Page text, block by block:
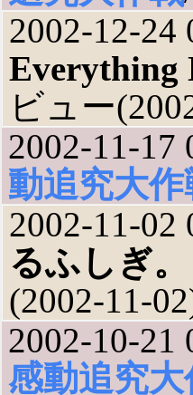
2002-12-24
Everything
ビュー
2002-11-17
動追究大作
2002-11-02
るふしぎ。
(2002-11-
2002-10-21
感動追究大